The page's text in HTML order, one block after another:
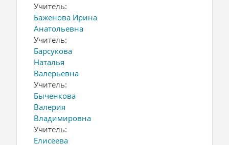
Учитель:
Баженова Ирина
Анатольевна
Учитель:
Барсукова
Наталья
Валерьевна
Учитель:
Быченкова
Валерия
Владимировна
Учитель:
Елисеева